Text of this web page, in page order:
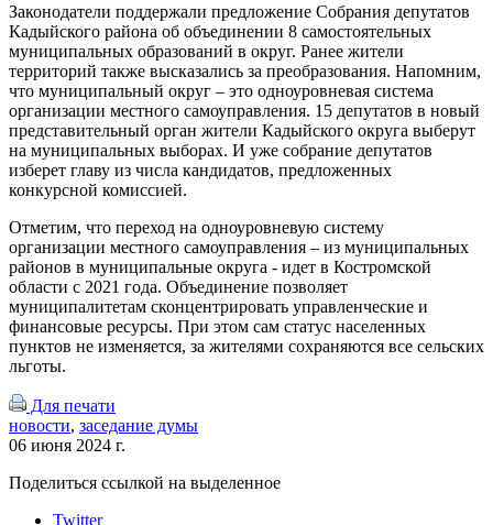
Законодатели поддержали предложение Собрания депутатов
Кадыйского района об объединении 8 самостоятельных
муниципальных образований в округ. Ранее жители
территорий также высказались за преобразования. Напомним,
что муниципальный округ – это одноуровневая система
организации местного самоуправления. 15 депутатов в новый
представительный орган жители Кадыйского округа выберут
на муниципальных выборах. И уже собрание депутатов
изберет главу из числа кандидатов, предложенных
конкурсной комиссией.
Отметим, что переход на одноуровневую систему
организации местного самоуправления – из муниципальных
районов в муниципальные округа - идет в Костромской
области с 2021 года. Объединение позволяет
муниципалитетам сконцентрировать управленческие и
финансовые ресурсы. При этом сам статус населенных
пунктов не изменяется, за жителями сохраняются все сельских
льготы.
Для печати
новости, заседание думы
06 июня 2024 г.
Поделиться ссылкой на выделенное
Twitter